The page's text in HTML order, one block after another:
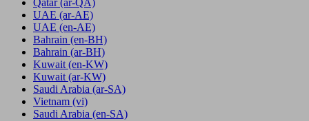
Qatar (ar-QA)
UAE (ar-AE)
UAE (en-AE)
Bahrain (en-BH)
Bahrain (ar-BH)
Kuwait (en-KW)
Kuwait (ar-KW)
Saudi Arabia (ar-SA)
Vietnam (vi)
Saudi Arabia (en-SA)